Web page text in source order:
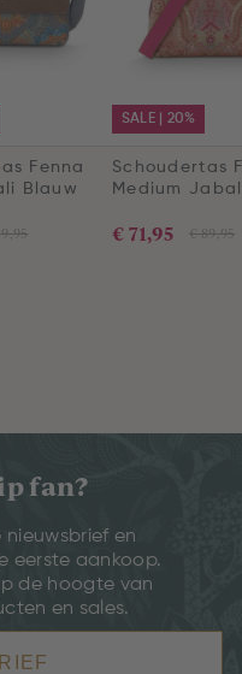
Fenna
Blauw
SALE | 20%
Schoudertas
Medium
€ 89,95
€ 71,95
fan?
en
eerste aankoop.
de hoogte van
en sales.